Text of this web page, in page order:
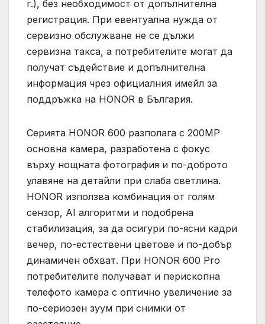
г.), без необходимост от допълнителна
регистрация. При евентуална нужда от
сервизно обслужване не се дължи
сервизна такса, а потребителите могат да
получат съдействие и допълнителна
информация чрез официалния имейл за
поддръжка на HONOR в България.
Серията HONOR 600 разполага с 200MP
основна камера, разработена с фокус
върху нощната фотография и по-доброто
улавяне на детайли при слаба светлина.
HONOR използва комбинация от голям
сензор, AI алгоритми и подобрена
стабилизация, за да осигури по-ясни кадри
вечер, по-естествени цветове и по-добър
динамичен обхват. При HONOR 600 Pro
потребителите получават и перископна
телефото камера с оптично увеличение за
по-сериозен зуум при снимки от